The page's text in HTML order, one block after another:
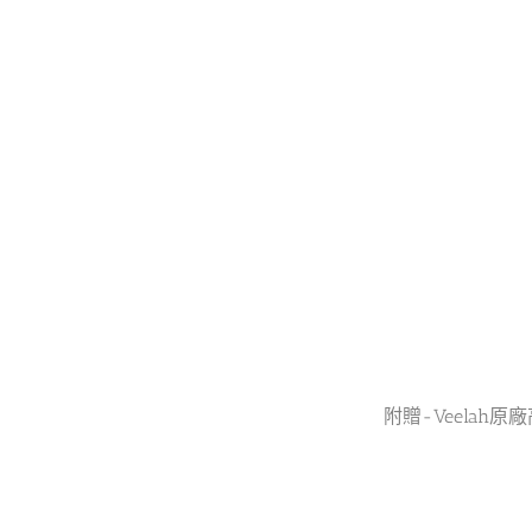
附贈-Veelah原廠